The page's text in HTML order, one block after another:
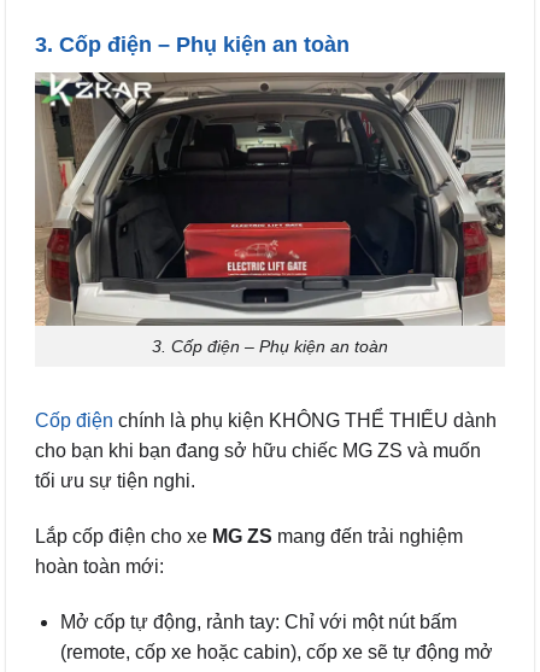
3. Cốp điện – Phụ kiện an toàn
3. Cốp điện – Phụ kiện an toàn
Cốp điện chính là phụ kiện KHÔNG THỂ THIẾU dành
cho bạn khi bạn đang sở hữu chiếc MG ZS và muốn
tối ưu sự tiện nghi.
Lắp cốp điện cho xe MG ZS mang đến trải nghiệm
hoàn toàn mới:
Mở cốp tự động, rảnh tay: Chỉ với một nút bấm
(remote, cốp xe hoặc cabin), cốp xe sẽ tự động mở